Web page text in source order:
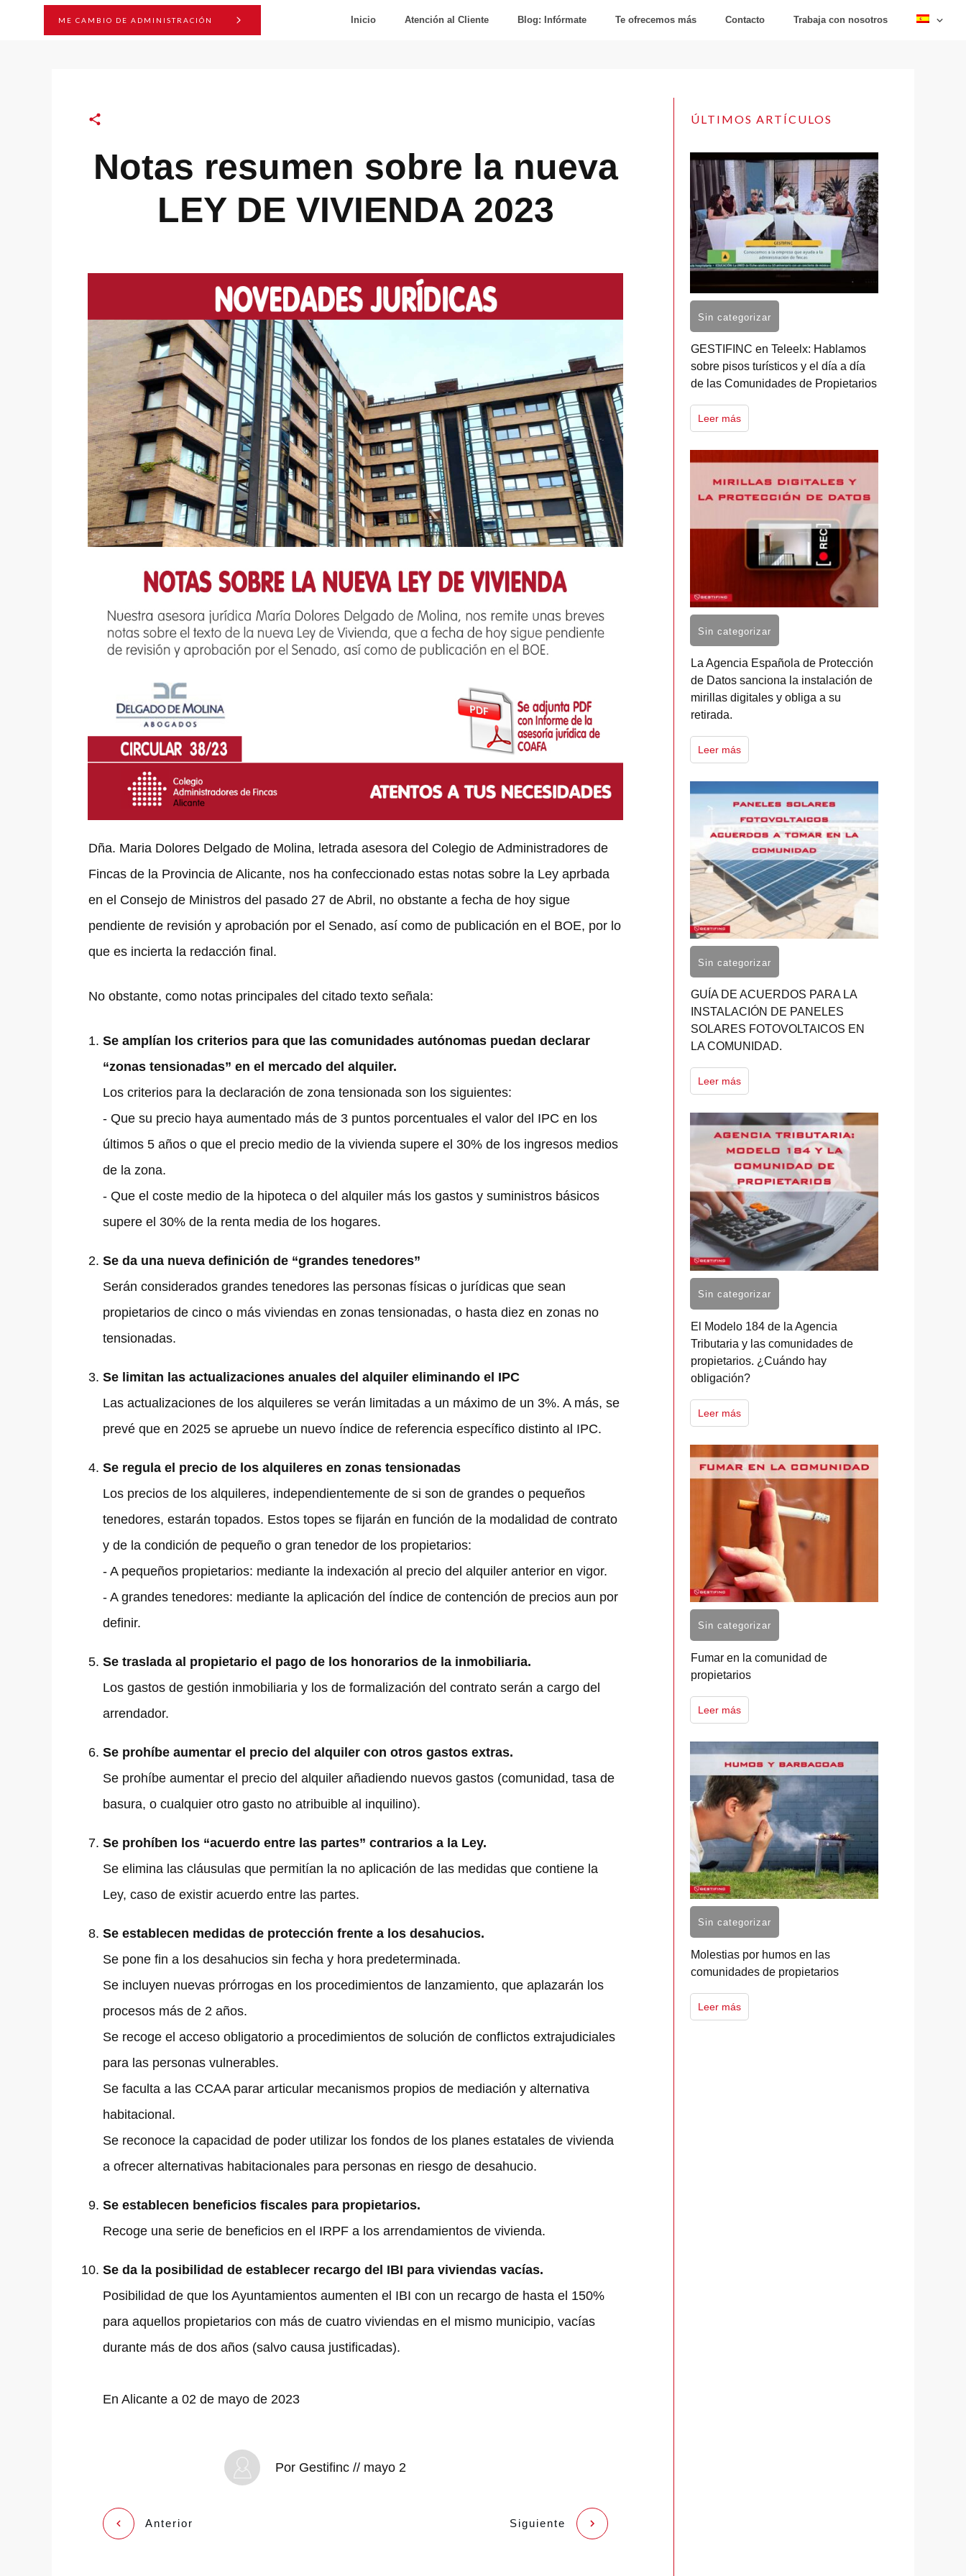
ME CAMBIO DE ADMINISTRACIÓN Inicio Atención al Cliente Blog: Infórmate Te ofrecemos más Contacto Trabaja con nosotros
Notas resumen sobre la nueva
LEY DE VIVIENDA 2023
Dña. Maria Dolores Delgado de Molina, letrada asesora del Colegio de Administradores de
Fincas de la Provincia de Alicante, nos ha confeccionado estas notas sobre la Ley aprbada
en el Consejo de Ministros del pasado 27 de Abril, no obstante a fecha de hoy sigue
pendiente de revisión y aprobación por el Senado, así como de publicación en el BOE, por lo
que es incierta la redacción final.
No obstante, como notas principales del citado texto señala:
Se amplían los criterios para que las comunidades autónomas puedan declarar
“zonas tensionadas” en el mercado del alquiler.
Los criterios para la declaración de zona tensionada son los siguientes:
- Que su precio haya aumentado más de 3 puntos porcentuales el valor del IPC en los
últimos 5 años o que el precio medio de la vivienda supere el 30% de los ingresos medios
de la zona.
- Que el coste medio de la hipoteca o del alquiler más los gastos y suministros básicos
supere el 30% de la renta media de los hogares.
Se da una nueva definición de “grandes tenedores”
Serán considerados grandes tenedores las personas físicas o jurídicas que sean
propietarios de cinco o más viviendas en zonas tensionadas, o hasta diez en zonas no
tensionadas.
Se limitan las actualizaciones anuales del alquiler eliminando el IPC
Las actualizaciones de los alquileres se verán limitadas a un máximo de un 3%. A más, se
prevé que en 2025 se apruebe un nuevo índice de referencia específico distinto al IPC.
Se regula el precio de los alquileres en zonas tensionadas
Los precios de los alquileres, independientemente de si son de grandes o pequeños
tenedores, estarán topados. Estos topes se fijarán en función de la modalidad de contrato
y de la condición de pequeño o gran tenedor de los propietarios:
- A pequeños propietarios: mediante la indexación al precio del alquiler anterior en vigor.
- A grandes tenedores: mediante la aplicación del índice de contención de precios aun por
definir.
Se traslada al propietario el pago de los honorarios de la inmobiliaria.
Los gastos de gestión inmobiliaria y los de formalización del contrato serán a cargo del
arrendador.
Se prohíbe aumentar el precio del alquiler con otros gastos extras.
Se prohíbe aumentar el precio del alquiler añadiendo nuevos gastos (comunidad, tasa de
basura, o cualquier otro gasto no atribuible al inquilino).
Se prohíben los “acuerdo entre las partes” contrarios a la Ley.
Se elimina las cláusulas que permitían la no aplicación de las medidas que contiene la
Ley, caso de existir acuerdo entre las partes.
Se establecen medidas de protección frente a los desahucios.
Se pone fin a los desahucios sin fecha y hora predeterminada.
Se incluyen nuevas prórrogas en los procedimientos de lanzamiento, que aplazarán los
procesos más de 2 años.
Se recoge el acceso obligatorio a procedimientos de solución de conflictos extrajudiciales
para las personas vulnerables.
Se faculta a las CCAA parar articular mecanismos propios de mediación y alternativa
habitacional.
Se reconoce la capacidad de poder utilizar los fondos de los planes estatales de vivienda
a ofrecer alternativas habitacionales para personas en riesgo de desahucio.
Se establecen beneficios fiscales para propietarios.
Recoge una serie de beneficios en el IRPF a los arrendamientos de vivienda.
Se da la posibilidad de establecer recargo del IBI para viviendas vacías.
Posibilidad de que los Ayuntamientos aumenten el IBI con un recargo de hasta el 150%
para aquellos propietarios con más de cuatro viviendas en el mismo municipio, vacías
durante más de dos años (salvo causa justificadas).
En Alicante a 02 de mayo de 2023
Por Gestifinc // mayo 2
Anterior Siguiente
ÚLTIMOS ARTÍCULOS
Sin categorizar
GESTIFINC en Teleelx: Hablamos
sobre pisos turísticos y el día a día
de las Comunidades de Propietarios
Leer más
Sin categorizar
La Agencia Española de Protección
de Datos sanciona la instalación de
mirillas digitales y obliga a su
retirada.
Leer más
Sin categorizar
GUÍA DE ACUERDOS PARA LA
INSTALACIÓN DE PANELES
SOLARES FOTOVOLTAICOS EN
LA COMUNIDAD.
Leer más
Sin categorizar
El Modelo 184 de la Agencia
Tributaria y las comunidades de
propietarios. ¿Cuándo hay
obligación?
Leer más
Sin categorizar
Fumar en la comunidad de
propietarios
Leer más
Sin categorizar
Molestias por humos en las
comunidades de propietarios
Leer más